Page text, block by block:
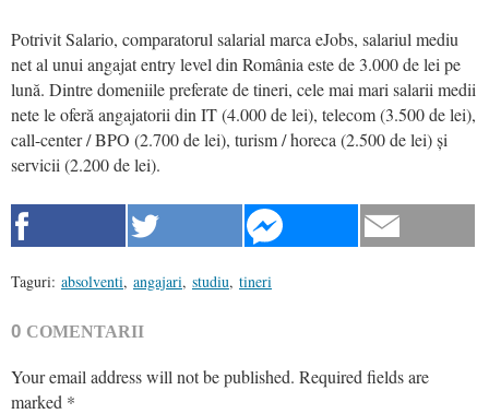
Potrivit Salario, comparatorul salarial marca eJobs, salariul mediu
net al unui angajat entry level din România este de 3.000 de lei pe
lună. Dintre domeniile preferate de tineri, cele mai mari salarii medii
nete le oferă angajatorii din IT (4.000 de lei), telecom (3.500 de lei),
call-center / BPO (2.700 de lei), turism / horeca (2.500 de lei) și
servicii (2.200 de lei).
Taguri: absolventi, angajari, studiu, tineri
0 COMENTARII
Your email address will not be published. Required fields are
marked *